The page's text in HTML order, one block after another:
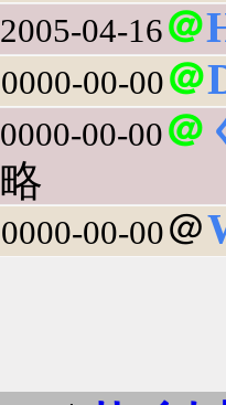
2005-04-16＠
0000-00-00＠
0000-00-00＠
略
0000-00-00＠